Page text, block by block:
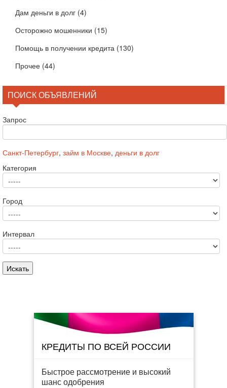
Дам деньги в долг (4)
Осторожно мошенники (15)
Помощь в получении кредита (130)
Прочее (44)
ПОИСК ОБЪЯВЛЕНИЙ
Запрос
Санкт-Петербург, займ в Москве, деньги в долг
Категория
Город
Интервал
КРЕДИТЫ ПО ВСЕЙ РОССИИ
Быстрое рассмотрение и высокий
шанс одобрения